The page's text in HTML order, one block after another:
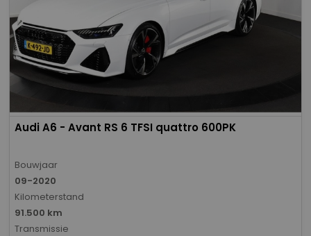
Audi A6 - Avant RS 6 TFSI quattro 600PK
Bouwjaar
09-2020
Kilometerstand
91.500 km
Transmissie